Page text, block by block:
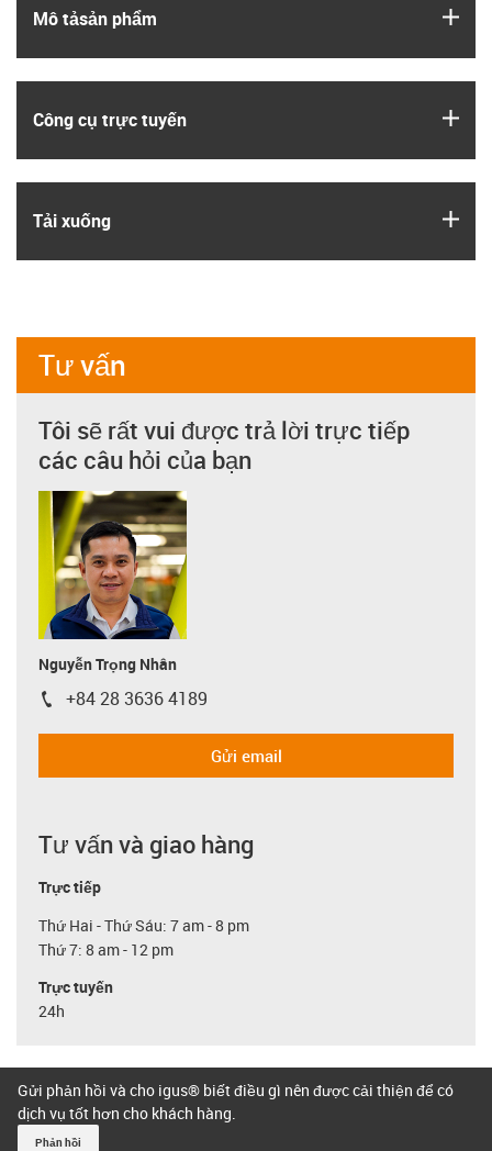
Mô tả­sản phẩm
Công cụ trực tuyến
Tải xuống
Tư vấn
Tôi sẽ rất vui được trả lời trực tiếp
các câu hỏi của bạn
Nguyễn Trọng Nhân
igus-icon-phone
+84 28 3636 4189
Gửi email
Tư vấn và giao hàng
Trực tiếp
Thứ Hai - Thứ Sáu: 7 am - 8 pm
Thứ 7: 8 am - 12 pm
Trực tuyến
24h
Gửi phản hồi và cho igus® biết điều gì nên được cải thiện để có
dịch vụ tốt hơn cho khách hàng.
Phản hồi